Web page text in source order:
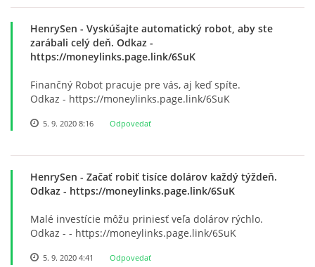
HenrySen - Vyskúšajte automatický robot, aby ste
zarábali celý deň. Odkaz -
https://moneylinks.page.link/6SuK
Finančný Robot pracuje pre vás, aj keď spíte.
Odkaz - https://moneylinks.page.link/6SuK
5. 9. 2020 8:16 Odpovedať
HenrySen - Začať robiť tisíce dolárov každý týždeň.
Odkaz - https://moneylinks.page.link/6SuK
Malé investície môžu priniesť veľa dolárov rýchlo.
Odkaz - - https://moneylinks.page.link/6SuK
5. 9. 2020 4:41 Odpovedať